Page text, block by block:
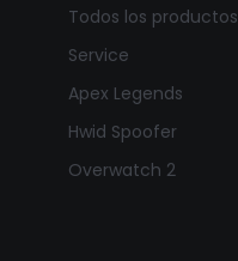
Todos los productos
Service
Apex Legends
Hwid Spoofer
Overwatch 2